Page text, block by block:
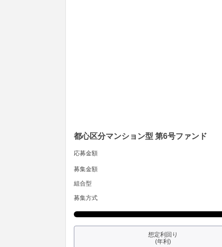
都心区分マンション型 第6号ファンド
応募金額
募集金額
組合型
募集方式
想定利回り
(年利)